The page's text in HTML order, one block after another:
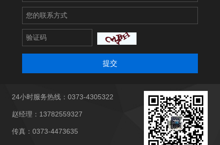
提交
24小时服务热线：0373-4305322
赵经理：13782559327
传真：0373-4473635